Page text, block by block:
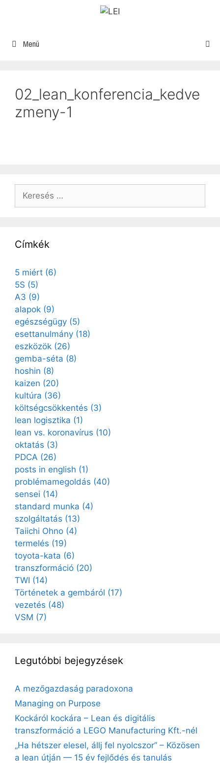
Menü
02_lean_konferencia_kedve
zmeny-1
Címkék
5 miért (6)
5S (5)
A3 (9)
alapok (9)
egészségügy (5)
esettanulmány (18)
eszközök (26)
gemba-séta (8)
hoshin (8)
kaizen (20)
kultúra (36)
költségcsökkentés (3)
lean logisztika (1)
lean vs. koronavírus (10)
oktatás (3)
PDCA (26)
posts in english (1)
problémamegoldás (40)
sensei (14)
standard munka (4)
szolgáltatás (13)
Taiichi Ohno (4)
termelés (19)
toyota-kata (6)
transzformáció (20)
TWI (14)
Történetek a gembáról (17)
vezetés (48)
VSM (7)
Legutóbbi bejegyzések
A mezőgazdaság paradoxona
Managing on Purpose
Kockáról kockára – Lean és digitális
transzformáció a LEGO Manufacturing Kft.-nél
„Ha hétszer elesel, állj fel nyolcszor” – Közösen
a lean útján — 15 év fejlődés és tanulás